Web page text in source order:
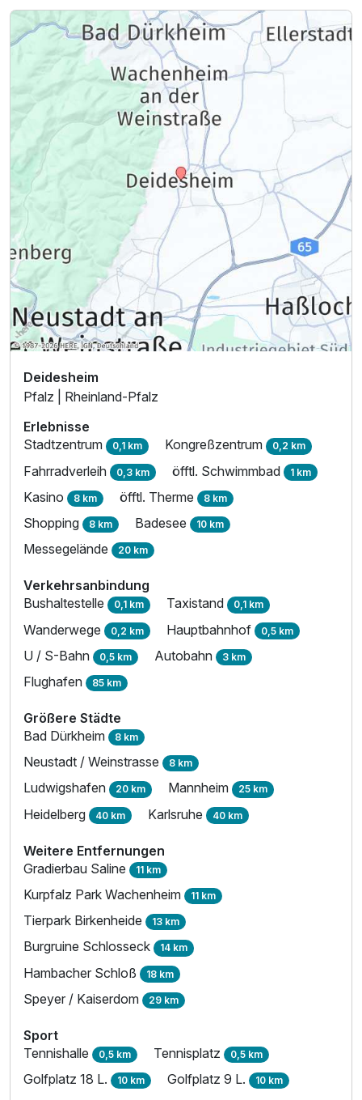
Deidesheim
Pfalz | Rheinland-Pfalz
Erlebnisse
Stadtzentrum 0,1 km Kongreßzentrum 0,2 km
Fahrradverleih 0,3 km öfftl. Schwimmbad 1 km
Kasino 8 km öfftl. Therme 8 km
Shopping 8 km Badesee 10 km
Messegelände 20 km
Verkehrsanbindung
Bushaltestelle 0,1 km Taxistand 0,1 km
Wanderwege 0,2 km Hauptbahnhof 0,5 km
U / S-Bahn 0,5 km Autobahn 3 km
Flughafen 85 km
Größere Städte
Bad Dürkheim 8 km
Neustadt / Weinstrasse 8 km
Ludwigshafen 20 km Mannheim 25 km
Heidelberg 40 km Karlsruhe 40 km
Weitere Entfernungen
Gradierbau Saline 11 km
Kurpfalz Park Wachenheim 11 km
Tierpark Birkenheide 13 km
Burgruine Schlosseck 14 km
Hambacher Schloß 18 km
Speyer / Kaiserdom 29 km
Sport
Tennishalle 0,5 km Tennisplatz 0,5 km
Golfplatz 18 L. 10 km Golfplatz 9 L. 10 km